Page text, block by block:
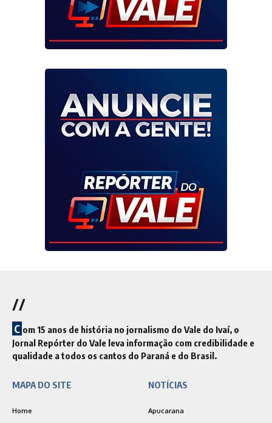
//
C om 15 anos de história no jornalismo do Vale do Ivaí, o
Jornal Repórter do Vale leva informação com credibilidade e
qualidade a todos os cantos do Paraná e do Brasil.
MAPA DO SITE
Home
NOTÍCIAS
Apucarana